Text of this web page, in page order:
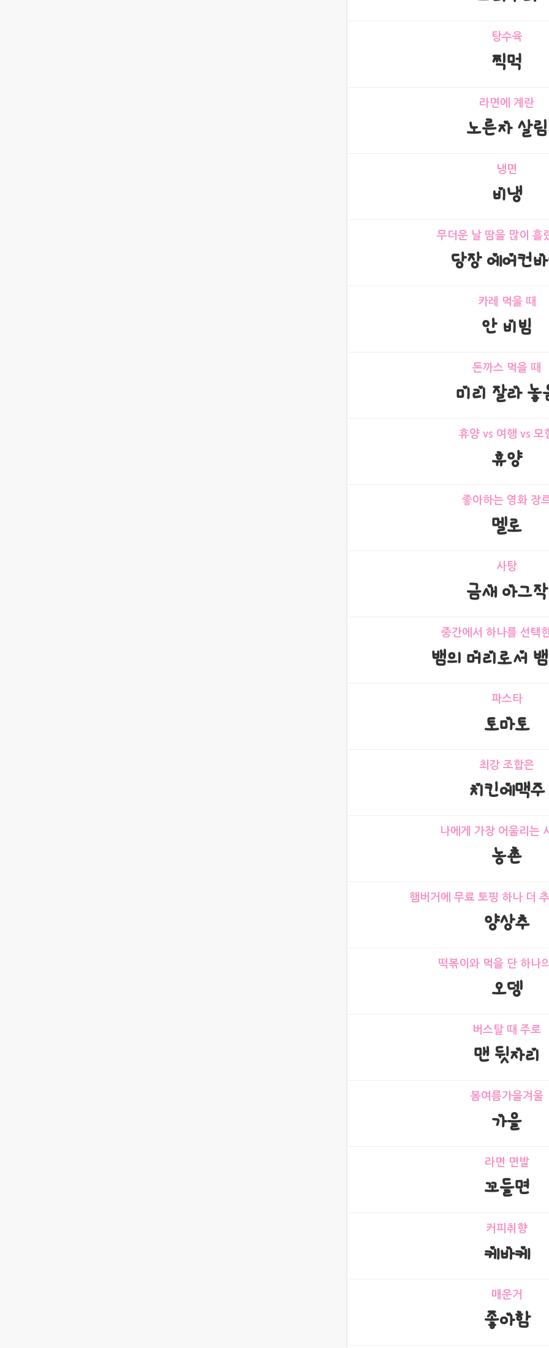
탕수육
찍먹
라면에 계란
노른자 살림
냉면
비냉
무더운 날 땀을 많이 흘
당장 에어컨
카레 먹을 때
안 비빔
돈까스 먹을 때
미리 잘라 놓
휴양 vs 여행 vs 모
휴양
좋아하는 영화 장
멜로
사탕
금새 아그작
중간에서 하나를 선택
뱀의 머리로서
파스타
토마토
최강 조합은
치킨에맥주
나에게 가장 어울리는
농촌
햄버거에 무료 토핑 하나 더
양상추
떡볶이와 먹을 단 하나
오뎅
버스탈 때 주로
맨 뒷자리
봄여름가을겨울
가을
라면 면발
꼬들면
커피취향
케바케
매운거
좋아함